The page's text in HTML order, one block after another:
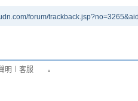
forum/
明 客服